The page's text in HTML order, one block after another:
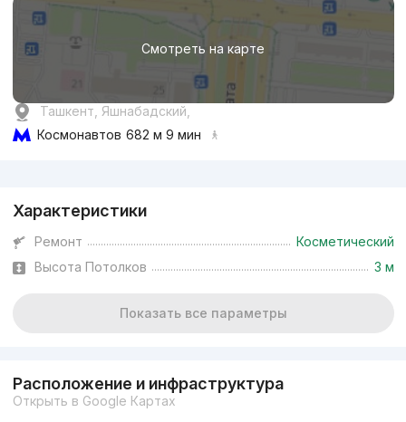
Смотреть на карте
Ташкент, Яшнабадский,
Космонавтов 682 м 9 мин
Характеристики
Ремонт
Косметический
Высота Потолков
3 м
Показать все параметры
Расположение и инфраструктура
Открыть в Google Картах